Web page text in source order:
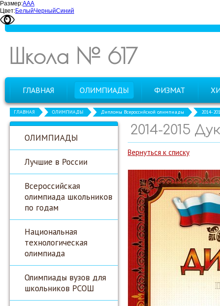
Размер:ААА
Цвет:БелыйЧерныйСиний
Школа № 617
ГЛАВНАЯ ОЛИМПИАДЫ ФИЗМАТ
ГЛАВНАЯ ОЛИМПИАДЫ Дипломы Всероссийской олимпиады 2014-
ОЛИМПИАДЫ
Лучшие в России
Всероссийская
олимпиада школьников
по годам
Национальная
технологическая
олимпиада
Олимпиады вузов для
школьников РСОШ
2014-2015
Вернуться к списку